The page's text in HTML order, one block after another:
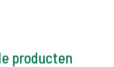
producten